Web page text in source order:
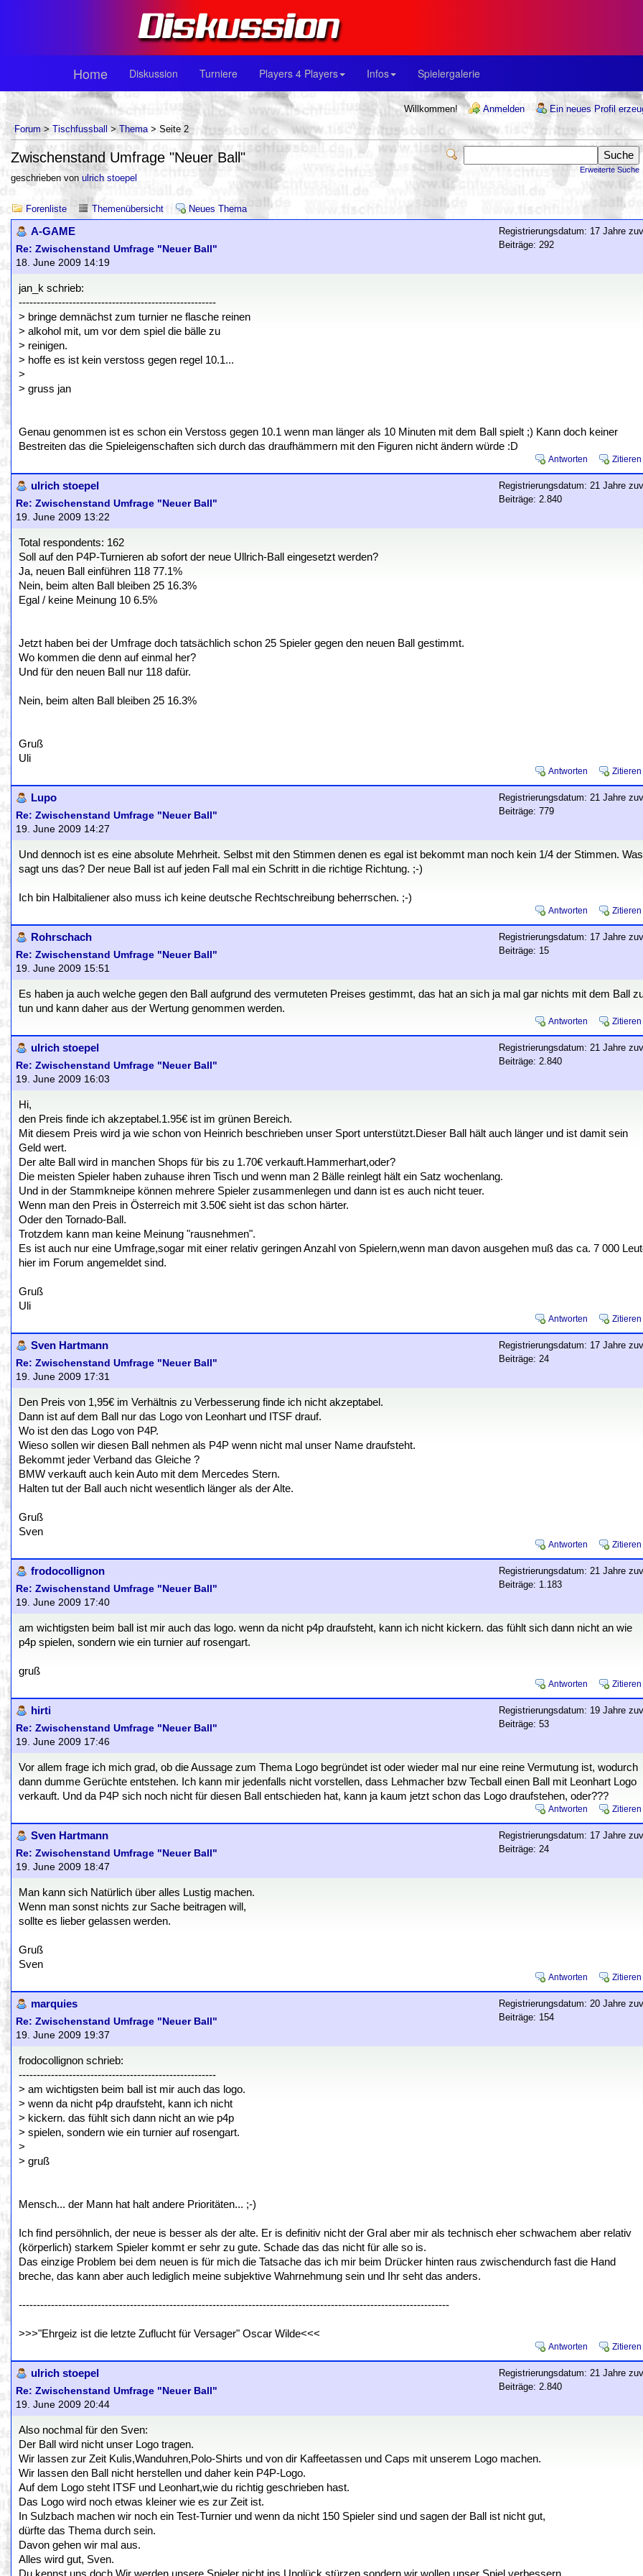
Home Diskussion Turniere Players 4 Players Infos Spielergalerie
Willkommen! Anmelden
Ein neues Profil
Forum > Tischfussball > Thema> Seite 2
Erweiterte Suche
Zwischenstand Umfrage "Neuer Ball"
geschrieben von ulrich stoepel
Forenliste Themenübersicht Neues Thema
A-GAME
Re: Zwischenstand Umfrage "Neuer Ball"
18. June 2009 14:19
Registrierungsdatum: 17 Jahre
Beiträge: 292
jan_k schrieb:
-------------------------------------------------------
> bringe demnächst zum turnier ne flasche reinen
> alkohol mit, um vor dem spiel die bälle zu
> reinigen.
> hoffe es ist kein verstoss gegen regel 10.1...
>
> gruss jan
Genau genommen ist es schon ein Verstoss gegen 10.1 wenn man länger als 10 Minuten mit dem Ball spielt ;) Kann doch keiner
Bestreiten das die Spieleigenschaften sich durch das draufhämmern mit den Figuren nicht ändern würde :D
Antworten Zitieren
ulrich stoepel
Re: Zwischenstand Umfrage "Neuer Ball"
19. June 2009 13:22
Registrierungsdatum: 21 Jahre
Beiträge: 2.840
Total respondents: 162
Soll auf den P4P-Turnieren ab sofort der neue Ullrich-Ball eingesetzt werden?
Ja, neuen Ball einführen 118 77.1%
Nein, beim alten Ball bleiben 25 16.3%
Egal / keine Meinung 10 6.5%
Jetzt haben bei der Umfrage doch tatsächlich schon 25 Spieler gegen den neuen Ball gestimmt.
Wo kommen die denn auf einmal her?
Und für den neuen Ball nur 118 dafür.
Nein, beim alten Ball bleiben 25 16.3%
Gruß
Uli
Antworten Zitieren
Lupo
Re: Zwischenstand Umfrage "Neuer Ball"
19. June 2009 14:27
Registrierungsdatum: 21 Jahre
Beiträge: 779
Und dennoch ist es eine absolute Mehrheit. Selbst mit den Stimmen denen es egal ist bekommt man noch kein 1/4 der Stimmen. Was
sagt uns das? Der neue Ball ist auf jeden Fall mal ein Schritt in die richtige Richtung. ;-)
Ich bin Halbitaliener also muss ich keine deutsche Rechtschreibung beherrschen. ;-)
Antworten Zitieren
Rohrschach
Re: Zwischenstand Umfrage "Neuer Ball"
19. June 2009 15:51
Registrierungsdatum: 17 Jahre
Beiträge: 15
Es haben ja auch welche gegen den Ball aufgrund des vermuteten Preises gestimmt, das hat an sich ja mal gar nichts mit dem Ball
tun und kann daher aus der Wertung genommen werden.
Antworten Zitieren
ulrich stoepel
Re: Zwischenstand Umfrage "Neuer Ball"
19. June 2009 16:03
Registrierungsdatum: 21 Jahre
Beiträge: 2.840
Hi,
den Preis finde ich akzeptabel.1.95€ ist im grünen Bereich.
Mit diesem Preis wird ja wie schon von Heinrich beschrieben unser Sport unterstützt.Dieser Ball hält auch länger und ist damit sein
Geld wert.
Der alte Ball wird in manchen Shops für bis zu 1.70€ verkauft.Hammerhart,oder?
Die meisten Spieler haben zuhause ihren Tisch und wenn man 2 Bälle reinlegt hält ein Satz wochenlang.
Und in der Stammkneipe können mehrere Spieler zusammenlegen und dann ist es auch nicht teuer.
Wenn man den Preis in Österreich mit 3.50€ sieht ist das schon härter.
Oder den Tornado-Ball.
Trotzdem kann man keine Meinung "rausnehmen".
Es ist auch nur eine Umfrage,sogar mit einer relativ geringen Anzahl von Spielern,wenn man davon ausgehen muß das ca. 7 000
hier im Forum angemeldet sind.
Gruß
Uli
Antworten Zitieren
Sven Hartmann
Re: Zwischenstand Umfrage "Neuer Ball"
19. June 2009 17:31
Registrierungsdatum: 17 Jahre
Beiträge: 24
Den Preis von 1,95€ im Verhältnis zu Verbesserung finde ich nicht akzeptabel.
Dann ist auf dem Ball nur das Logo von Leonhart und ITSF drauf.
Wo ist den das Logo von P4P.
Wieso sollen wir diesen Ball nehmen als P4P wenn nicht mal unser Name draufsteht.
Bekommt jeder Verband das Gleiche ?
BMW verkauft auch kein Auto mit dem Mercedes Stern.
Halten tut der Ball auch nicht wesentlich länger als der Alte.
Gruß
Sven
Antworten Zitieren
frodocollignon
Re: Zwischenstand Umfrage "Neuer Ball"
19. June 2009 17:40
Registrierungsdatum: 21 Jahre
Beiträge: 1.183
am wichtigsten beim ball ist mir auch das logo. wenn da nicht p4p draufsteht, kann ich nicht kickern. das fühlt sich dann nicht an wie
p4p spielen, sondern wie ein turnier auf rosengart.
gruß
Antworten Zitieren
hirti
Re: Zwischenstand Umfrage "Neuer Ball"
19. June 2009 17:46
Registrierungsdatum: 19 Jahre
Beiträge: 53
Vor allem frage ich mich grad, ob die Aussage zum Thema Logo begründet ist oder wieder mal nur eine reine Vermutung ist, wodurch
dann dumme Gerüchte entstehen. Ich kann mir jedenfalls nicht vorstellen, dass Lehmacher bzw Tecball einen Ball mit Leonhart Logo
verkauft. Und da P4P sich noch nicht für diesen Ball entschieden hat, kann ja kaum jetzt schon das Logo draufstehen, oder???
Antworten Zitieren
Sven Hartmann
Re: Zwischenstand Umfrage "Neuer Ball"
19. June 2009 18:47
Registrierungsdatum: 17 Jahre
Beiträge: 24
Man kann sich Natürlich über alles Lustig machen.
Wenn man sonst nichts zur Sache beitragen will,
sollte es lieber gelassen werden.
Gruß
Sven
Antworten Zitieren
marquies
Re: Zwischenstand Umfrage "Neuer Ball"
19. June 2009 19:37
Registrierungsdatum: 20 Jahre
Beiträge: 154
frodocollignon schrieb:
-------------------------------------------------------
> am wichtigsten beim ball ist mir auch das logo.
> wenn da nicht p4p draufsteht, kann ich nicht
> kickern. das fühlt sich dann nicht an wie p4p
> spielen, sondern wie ein turnier auf rosengart.
>
> gruß
Mensch... der Mann hat halt andere Prioritäten... ;-)
Ich find persöhnlich, der neue is besser als der alte. Er is definitiv nicht der Gral aber mir als technisch eher schwachem aber relativ
(körperlich) starkem Spieler kommt er sehr zu gute. Schade das das nicht für alle so is.
Das einzige Problem bei dem neuen is für mich die Tatsache das ich mir beim Drücker hinten raus zwischendurch fast die Hand
breche, das kann aber auch lediglich meine subjektive Wahrnehmung sein und Ihr seht das anders.
------------------------------------------------------------------------------------------------------------------------
>>>"Ehrgeiz ist die letzte Zuflucht für Versager" Oscar Wilde<<<
Antworten Zitieren
ulrich stoepel
Re: Zwischenstand Umfrage "Neuer Ball"
19. June 2009 20:44
Registrierungsdatum: 21 Jahre
Beiträge: 2.840
Also nochmal für den Sven:
Der Ball wird nicht unser Logo tragen.
Wir lassen zur Zeit Kulis,Wanduhren,Polo-Shirts und von dir Kaffeetassen und Caps mit unserem Logo machen.
Wir lassen den Ball nicht herstellen und daher kein P4P-Logo.
Auf dem Logo steht ITSF und Leonhart,wie du richtig geschrieben hast.
Das Logo wird noch etwas kleiner wie es zur Zeit ist.
In Sulzbach machen wir noch ein Test-Turnier und wenn da nicht 150 Spieler sind und sagen der Ball ist nicht gut,
dürfte das Thema durch sein.
Davon gehen wir mal aus.
Alles wird gut, Sven.